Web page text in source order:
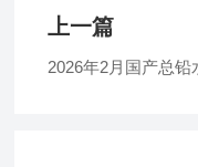
上一篇
2026年2月国产总